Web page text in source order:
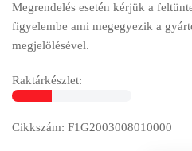
Megrendelés esetén kérjük a
figyelembe ami megegyezik a
megjelölésével.
Raktárkészlet:
Cikkszám: F1G2003008010000